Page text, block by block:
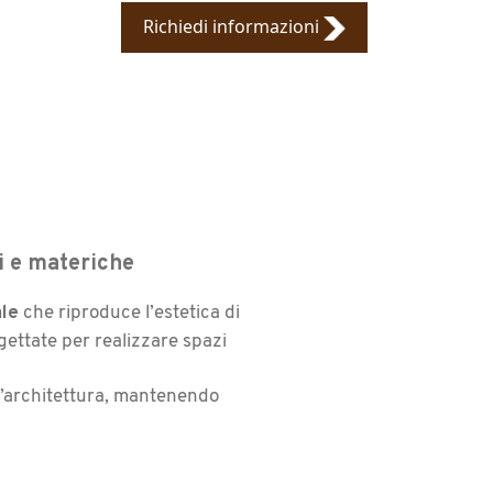
Richiedi informazioni
e materiche
che riproduce l’estetica di
per realizzare spazi
mantenendo